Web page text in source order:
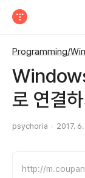
Programming/
로 연결하
psychoria 2017.
http://